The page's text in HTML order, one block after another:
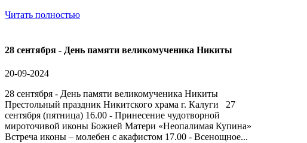
Читать полностью
28 сентября - День памяти великомученика Никиты
20-09-2024
28 сентября - День памяти великомученика Никиты
Престольный праздник Никитского храма г. Калуги 27
сентября (пятница) 16.00 - Принесение чудотворной
мироточивой иконы Божией Матери «Неопалимая Купина»
Встреча иконы – молебен с акафистом 17.00 - Всенощное...